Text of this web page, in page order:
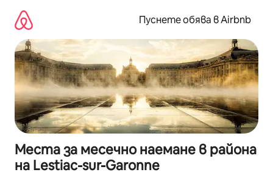
съдържанието
Пуснете обява в Airbnb
Места за месечно наемане в района
на Lestiac-sur-Garonne